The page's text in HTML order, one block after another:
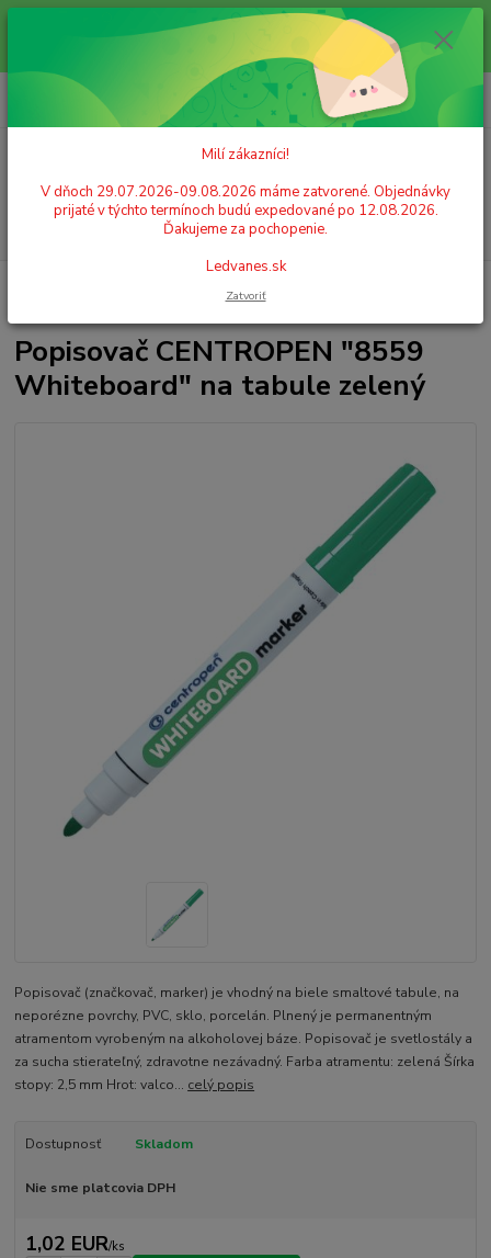
Milí zákazníci! V dňoch 29.07.2026-09.08.2026 máme zatvorené.
Objednávky prijaté v týchto termínoch budú expedované po 12.08.2026.
Ďakujeme za pochopenie. Ledvanes.sk
+421 908 755 958
Po. - Pia. od 9:00 hod. - 16:00 hod.
za0,00 EUR
Popisovač CENTROPEN "8559 Whiteboard" na tabule zelený
Popisovač CENTROPEN "8559
Whiteboard" na tabule zelený
Popisovač (značkovač, marker) je vhodný na biele smaltové tabule, na
neporézne povrchy, PVC, sklo, porcelán. Plnený je permanentným
atramentom vyrobeným na alkoholovej báze. Popisovač je svetlostály a
za sucha stierateľný, zdravotne nezávadný. Farba atramentu: zelená Šírka
stopy: 2,5 mm Hrot: valco... celý popis
Dostupnosť Skladom
Nie sme platcovia DPH
1,02 EUR/ks
Milí zákazníci!
V dňoch 29.07.2026-09.08.2026 máme zatvorené. Objednávky
prijaté v týchto termínoch budú expedované po 12.08.2026.
Ďakujeme za pochopenie.
Ledvanes.sk
Zatvoriť